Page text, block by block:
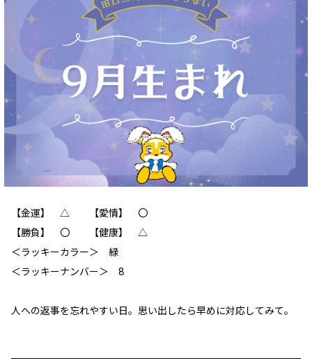
【金運】 △ 【愛情】 〇
【勝負】 〇 【健康】 △
＜ラッキーカラー＞ 緑
＜ラッキーナンバー＞ 8
人への返事を忘れやすい日。思い出したら早めに対応してみて。